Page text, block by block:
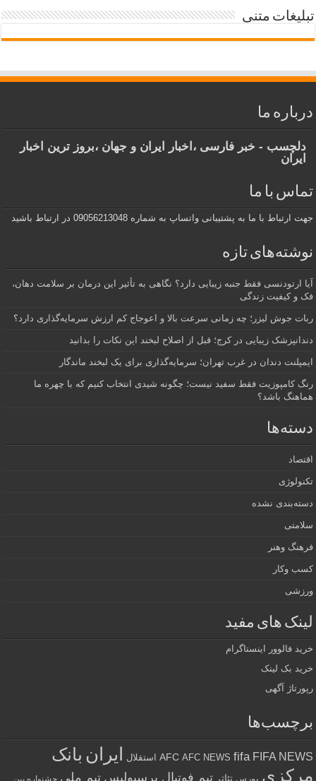
تبلیغات متنی
درباره ما
دلچسب - خبر فارسی ،اخبار ایران و جهان ،بروز ترین اخبار
ایران
تماس با ما
جهت ارتباط با ما به پشتیبانی واتساپ به شماره 09056213048 در ارتباط باشید
نوشته‌های تازه
آیا ارتودنسی فقط جنبه زیبایی دارد؟ نگاهی به تأثیر این درمان بر سلامت دهان،
فک و کیفیت زندگی
ربات جوش لیزر؛ چه زمانی سرعت بالا و اعوجاج کم ارزش سرمایه‌گذاری دارد؟
دندانپزشک زیبایی در کرج؛ قبل از اصلاح لبخند این نکات را بدانید
ایمپلنت دندان در غرب تهران؛ سرمایه‌گذاری برای یک لبخند ماندگار
رنگ کامپوزیت فقط سفید نیست؛ چگونه شیدی انتخاب کنیم که با چهره ما
هماهنگ باشد؟
دسته‌ها
اقتصاد
تکنولوژی
دسته‌بندی نشده
سلامتی
فرهنگ وهنر
کسب وکار
ورزشی
لینک های مفید
خرید فالوور اینستاگرام
خرید بک لینک
رپورتاژ آگهی
برچسب‌ها
AFC AFC NEWS fifa FIFA NEWS استقلال ایران بانک
مرکزی بورس تئاتر تیم فوتبال پرسپولیس تیم ملی جشنواره بین